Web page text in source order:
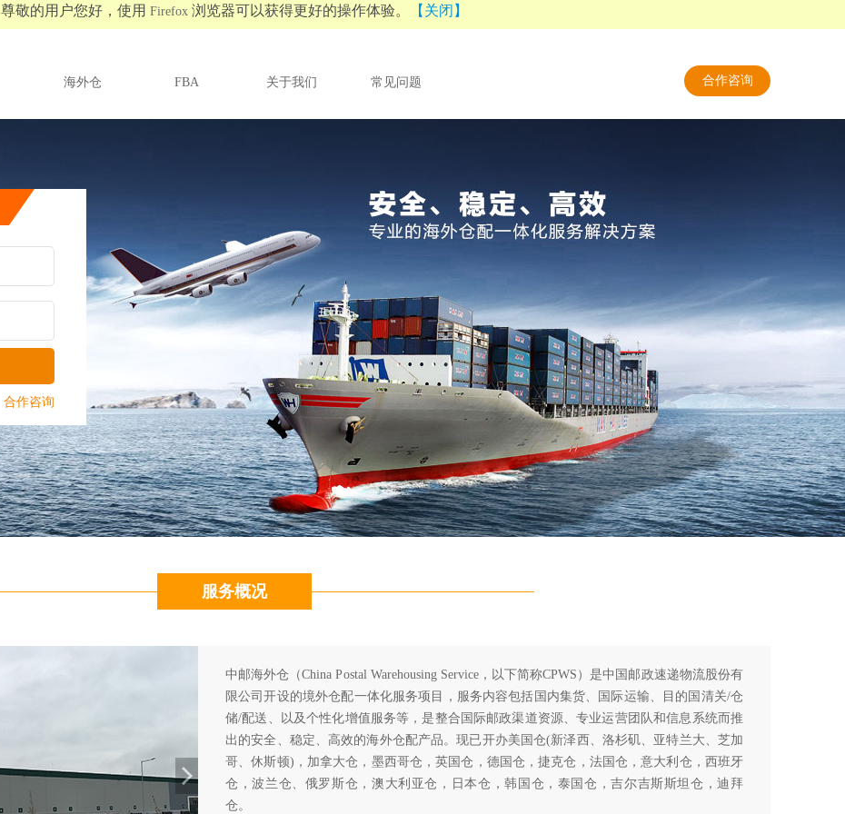
尊敬的用户您好，使用 Firefox 浏览器可以获得更好的操作体验。 【关闭】
海外仓 FBA 关于我们 常见问题 合作咨询
合作咨询
服务概况
中邮海外仓（China Postal Warehousing Service，以下简称CPWS）是中国邮政速递物流股份有
限公司开设的境外仓配一体化服务项目，服务内容包括国内集货、国际运输、目的国清关/仓
储/配送、以及个性化增值服务等，是整合国际邮政渠道资源、专业运营团队和信息系统而推
出的安全、稳定、高效的海外仓配产品。现已开办美国仓(新泽西、洛杉矶、亚特兰大、芝加
哥、休斯顿)，加拿大仓，墨西哥仓，英国仓，德国仓，捷克仓，法国仓，意大利仓，西班牙
仓，波兰仓、俄罗斯仓，澳大利亚仓，日本仓，韩国仓，泰国仓，吉尔吉斯斯坦仓，迪拜
仓。